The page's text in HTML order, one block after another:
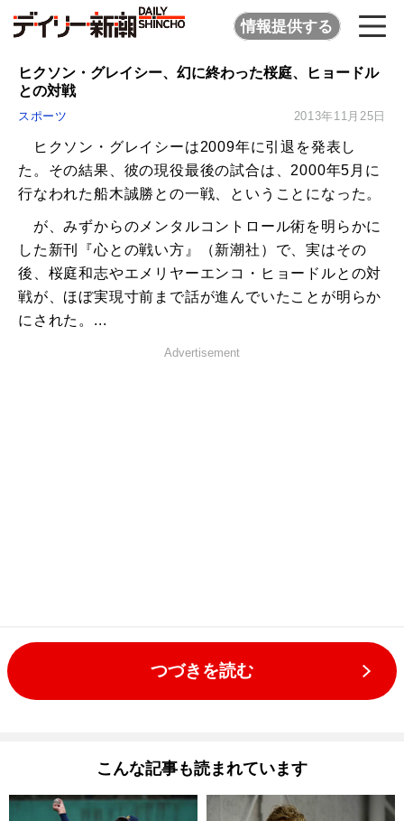
情報提供する
ヒクソン・グレイシー、幻に終わった桜庭、ヒョードル
との対戦
スポーツ 2013年11月25日
ヒクソン・グレイシーは2009年に引退を発表し
た。その結果、彼の現役最後の試合は、2000年5月に
行なわれた船木誠勝との一戦、ということになった。
が、みずからのメンタルコントロール術を明らかに
した新刊『心との戦い方』（新潮社）で、実はその
後、桜庭和志やエメリヤーエンコ・ヒョードルとの対
戦が、ほぼ実現寸前まで話が進んでいたことが明らか
にされた。...
Advertisement
つづきを読む
こんな記事も読まれています